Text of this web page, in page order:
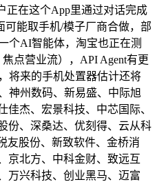
正在这个App里通过对话完成
能取手机/模子厂商合做，部
个AI智能体，淘宝也正在测
点营业流），API Agent有更
将来的手机处置器估计还将
神州数码、新易盛、中际旭
杰、宏景科技、中芯国际、
份、深桑达、优刻得、云从科
友股份、新致软件、金桥消
京北方、中科金财、致远互
万兴科技、创业黑马、迈富